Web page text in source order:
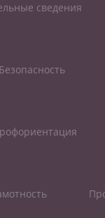
сведения
Безопасность